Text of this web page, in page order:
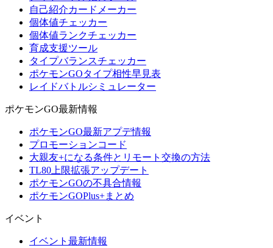
自己紹介カードメーカー
個体値チェッカー
個体値ランクチェッカー
育成支援ツール
タイプバランスチェッカー
ポケモンGOタイプ相性早見表
レイドバトルシミュレーター
ポケモンGO最新情報
ポケモンGO最新アプデ情報
プロモーションコード
大親友+になる条件とリモート交換の方法
TL80上限拡張アップデート
ポケモンGOの不具合情報
ポケモンGOPlus+まとめ
イベント
イベント最新情報